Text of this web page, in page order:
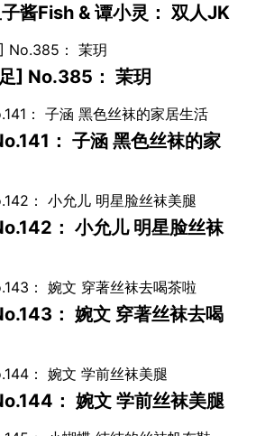
酱Fish & 谭小灵： 双人JK
] No.385： 茉玥
： 子涵 黑色丝袜的家
： 小允儿 明星脸丝袜
： 婉文 穿著丝袜去喝
： 婉文 学前丝袜美腿